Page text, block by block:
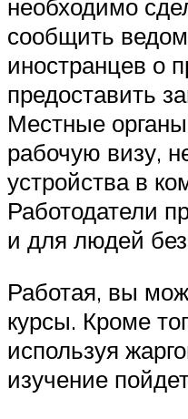
необходимо
сообщить
иностранцев о
предоставить
Местные
рабочую визу,
устройства в
Работодатели
и для людей
Работая, вы
курсы. Кроме
используя
изучение